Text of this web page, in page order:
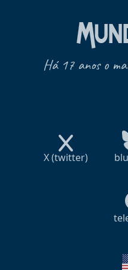
Há 17 anos o
X (twitter)